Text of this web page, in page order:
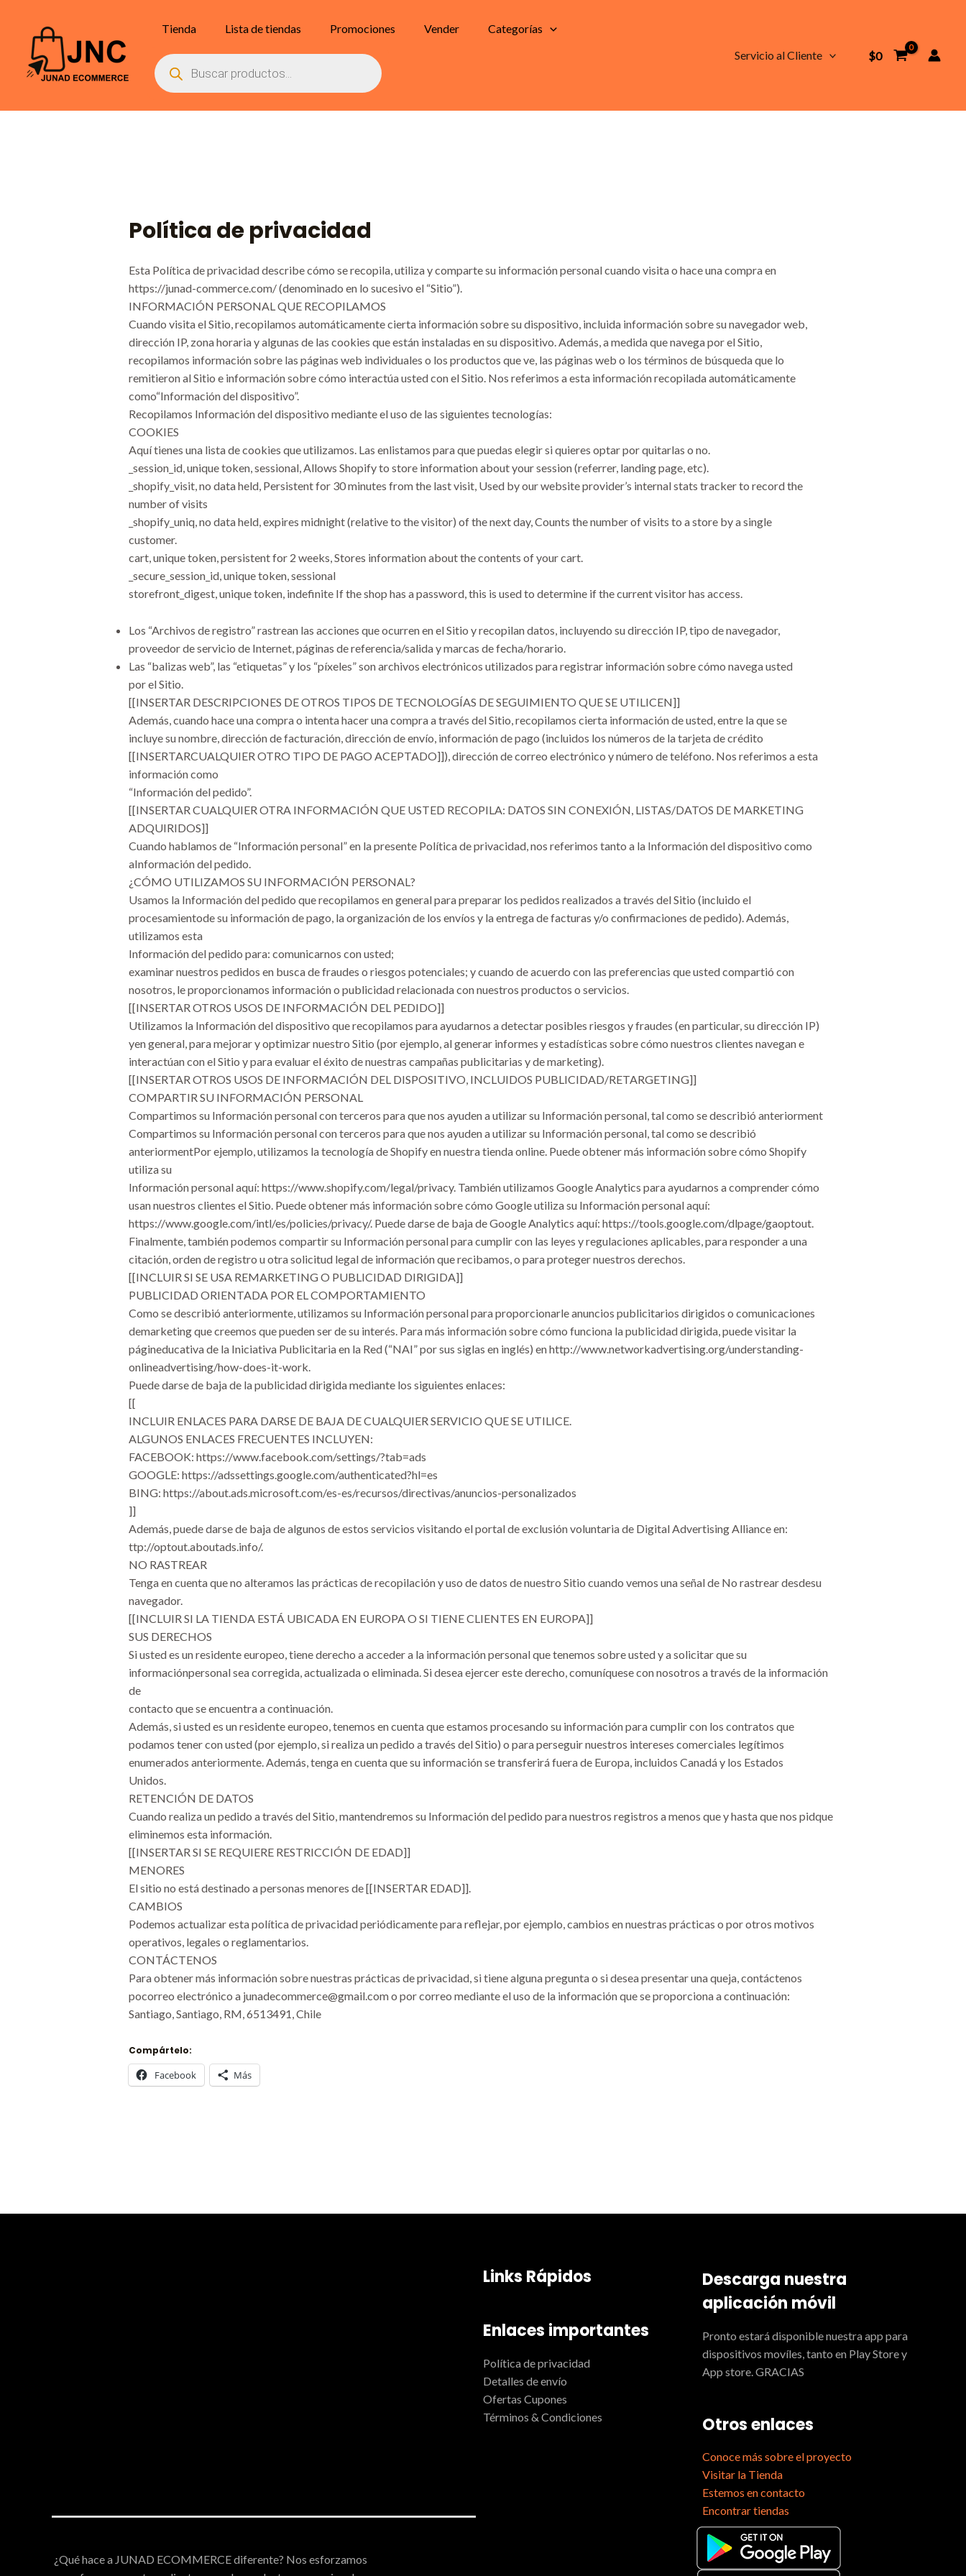
content
Tienda Lista de tiendas Promociones Vender
Categorías
Búsqueda
de
productos
Servicio al Cliente $0
Política de privacidad
Esta Política de privacidad describe cómo se recopila, utiliza y comparte su información personal cuando visita o hace una compra en
https://junad-commerce.com/ (denominado en lo sucesivo el “Sitio”).
INFORMACIÓN PERSONAL QUE RECOPILAMOS
Cuando visita el Sitio, recopilamos automáticamente cierta información sobre su dispositivo, incluida información sobre su navegador web,
dirección IP, zona horaria y algunas de las cookies que están instaladas en su dispositivo. Además, a medida que navega por el Sitio,
recopilamos información sobre las páginas web individuales o los productos que ve, las páginas web o los términos de búsqueda que lo
remitieron al Sitio e información sobre cómo interactúa usted con el Sitio. Nos referimos a esta información recopilada automáticamente
como“Información del dispositivo”.
Recopilamos Información del dispositivo mediante el uso de las siguientes tecnologías:
COOKIES
Aquí tienes una lista de cookies que utilizamos. Las enlistamos para que puedas elegir si quieres optar por quitarlas o no.
_session_id, unique token, sessional, Allows Shopify to store information about your session (referrer, landing page, etc).
_shopify_visit, no data held, Persistent for 30 minutes from the last visit, Used by our website provider’s internal stats tracker to record the
number of visits
_shopify_uniq, no data held, expires midnight (relative to the visitor) of the next day, Counts the number of visits to a store by a single
customer.
cart, unique token, persistent for 2 weeks, Stores information about the contents of your cart.
_secure_session_id, unique token, sessional
storefront_digest, unique token, indefinite If the shop has a password, this is used to determine if the current visitor has access.
Los “Archivos de registro” rastrean las acciones que ocurren en el Sitio y recopilan datos, incluyendo su dirección IP, tipo de navegador,
proveedor de servicio de Internet, páginas de referencia/salida y marcas de fecha/horario.
Las “balizas web”, las “etiquetas” y los “píxeles” son archivos electrónicos utilizados para registrar información sobre cómo navega usted
por el Sitio.
[[INSERTAR DESCRIPCIONES DE OTROS TIPOS DE TECNOLOGÍAS DE SEGUIMIENTO QUE SE UTILICEN]]
Además, cuando hace una compra o intenta hacer una compra a través del Sitio, recopilamos cierta información de usted, entre la que se
incluye su nombre, dirección de facturación, dirección de envío, información de pago (incluidos los números de la tarjeta de crédito
[[INSERTARCUALQUIER OTRO TIPO DE PAGO ACEPTADO]]), dirección de correo electrónico y número de teléfono. Nos referimos a esta
información como
“Información del pedido”.
[[INSERTAR CUALQUIER OTRA INFORMACIÓN QUE USTED RECOPILA: DATOS SIN CONEXIÓN, LISTAS/DATOS DE MARKETING
ADQUIRIDOS]]
Cuando hablamos de “Información personal” en la presente Política de privacidad, nos referimos tanto a la Información del dispositivo como
aInformación del pedido.
¿CÓMO UTILIZAMOS SU INFORMACIÓN PERSONAL?
Usamos la Información del pedido que recopilamos en general para preparar los pedidos realizados a través del Sitio (incluido el
procesamientode su información de pago, la organización de los envíos y la entrega de facturas y/o confirmaciones de pedido). Además,
utilizamos esta
Información del pedido para: comunicarnos con usted;
examinar nuestros pedidos en busca de fraudes o riesgos potenciales; y cuando de acuerdo con las preferencias que usted compartió con
nosotros, le proporcionamos información o publicidad relacionada con nuestros productos o servicios.
[[INSERTAR OTROS USOS DE INFORMACIÓN DEL PEDIDO]]
Utilizamos la Información del dispositivo que recopilamos para ayudarnos a detectar posibles riesgos y fraudes (en particular, su dirección IP)
yen general, para mejorar y optimizar nuestro Sitio (por ejemplo, al generar informes y estadísticas sobre cómo nuestros clientes navegan e
interactúan con el Sitio y para evaluar el éxito de nuestras campañas publicitarias y de marketing).
[[INSERTAR OTROS USOS DE INFORMACIÓN DEL DISPOSITIVO, INCLUIDOS PUBLICIDAD/RETARGETING]]
COMPARTIR SU INFORMACIÓN PERSONAL
Compartimos su Información personal con terceros para que nos ayuden a utilizar su Información personal, tal como se describió anteriorment
Compartimos su Información personal con terceros para que nos ayuden a utilizar su Información personal, tal como se describió
anteriormentPor ejemplo, utilizamos la tecnología de Shopify en nuestra tienda online. Puede obtener más información sobre cómo Shopify
utiliza su
Información personal aquí: https://www.shopify.com/legal/privacy. También utilizamos Google Analytics para ayudarnos a comprender cómo
usan nuestros clientes el Sitio. Puede obtener más información sobre cómo Google utiliza su Información personal aquí:
https://www.google.com/intl/es/policies/privacy/. Puede darse de baja de Google Analytics aquí: https://tools.google.com/dlpage/gaoptout.
Finalmente, también podemos compartir su Información personal para cumplir con las leyes y regulaciones aplicables, para responder a una
citación, orden de registro u otra solicitud legal de información que recibamos, o para proteger nuestros derechos.
[[INCLUIR SI SE USA REMARKETING O PUBLICIDAD DIRIGIDA]]
PUBLICIDAD ORIENTADA POR EL COMPORTAMIENTO
Como se describió anteriormente, utilizamos su Información personal para proporcionarle anuncios publicitarios dirigidos o comunicaciones
demarketing que creemos que pueden ser de su interés. Para más información sobre cómo funciona la publicidad dirigida, puede visitar la
págineducativa de la Iniciativa Publicitaria en la Red (“NAI” por sus siglas en inglés) en http://www.networkadvertising.org/understanding-
onlineadvertising/how-does-it-work.
Puede darse de baja de la publicidad dirigida mediante los siguientes enlaces:
[[
INCLUIR ENLACES PARA DARSE DE BAJA DE CUALQUIER SERVICIO QUE SE UTILICE.
ALGUNOS ENLACES FRECUENTES INCLUYEN:
FACEBOOK: https://www.facebook.com/settings/?tab=ads
GOOGLE: https://adssettings.google.com/authenticated?hl=es
BING: https://about.ads.microsoft.com/es-es/recursos/directivas/anuncios-personalizados
]]
Además, puede darse de baja de algunos de estos servicios visitando el portal de exclusión voluntaria de Digital Advertising Alliance en:
ttp://optout.aboutads.info/.
NO RASTREAR
Tenga en cuenta que no alteramos las prácticas de recopilación y uso de datos de nuestro Sitio cuando vemos una señal de No rastrear desdesu
navegador.
[[INCLUIR SI LA TIENDA ESTÁ UBICADA EN EUROPA O SI TIENE CLIENTES EN EUROPA]]
SUS DERECHOS
Si usted es un residente europeo, tiene derecho a acceder a la información personal que tenemos sobre usted y a solicitar que su
informaciónpersonal sea corregida, actualizada o eliminada. Si desea ejercer este derecho, comuníquese con nosotros a través de la información
de
contacto que se encuentra a continuación.
Además, si usted es un residente europeo, tenemos en cuenta que estamos procesando su información para cumplir con los contratos que
podamos tener con usted (por ejemplo, si realiza un pedido a través del Sitio) o para perseguir nuestros intereses comerciales legítimos
enumerados anteriormente. Además, tenga en cuenta que su información se transferirá fuera de Europa, incluidos Canadá y los Estados
Unidos.
RETENCIÓN DE DATOS
Cuando realiza un pedido a través del Sitio, mantendremos su Información del pedido para nuestros registros a menos que y hasta que nos pidque
eliminemos esta información.
[[INSERTAR SI SE REQUIERE RESTRICCIÓN DE EDAD]]
MENORES
El sitio no está destinado a personas menores de [[INSERTAR EDAD]].
CAMBIOS
Podemos actualizar esta política de privacidad periódicamente para reflejar, por ejemplo, cambios en nuestras prácticas o por otros motivos
operativos, legales o reglamentarios.
CONTÁCTENOS
Para obtener más información sobre nuestras prácticas de privacidad, si tiene alguna pregunta o si desea presentar una queja, contáctenos
pocorreo electrónico a junadecommerce@gmail.com o por correo mediante el uso de la información que se proporciona a continuación:
Santiago, Santiago, RM, 6513491, Chile
Compártelo:
Facebook Más
¿Qué hace a JUNAD ECOMMERCE diferente? Nos esforzamos
Links Rápidos
Enlaces importantes
Política de privacidad
Detalles de envío
Ofertas Cupones
Términos & Condiciones
Descarga nuestra
aplicación móvil
Pronto estará disponible nuestra app para
dispositivos movíles, tanto en Play Store y
App store. GRACIAS
Otros enlaces
Conoce más sobre el proyecto
Visitar la Tienda
Estemos en contacto
Encontrar tiendas